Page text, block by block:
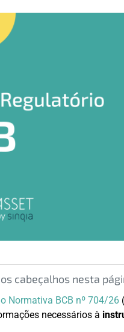
cabeçalhos nesta
Normativa BCB nº 704/26
necessários à